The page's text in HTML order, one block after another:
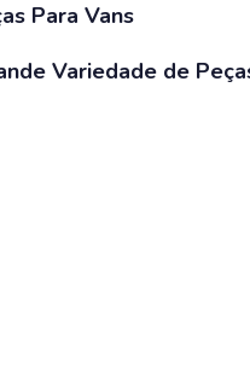
Para Vans
Variedade de